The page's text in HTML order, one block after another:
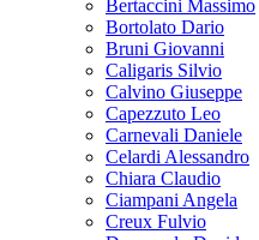
Bertaccini Massimo
Bortolato Dario
Bruni Giovanni
Caligaris Silvio
Calvino Giuseppe
Capezzuto Leo
Carnevali Daniele
Celardi Alessandro
Chiara Claudio
Ciampani Angela
Creux Fulvio